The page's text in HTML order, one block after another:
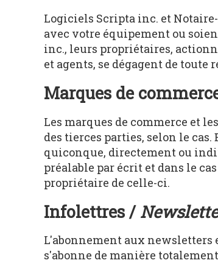
Logiciels Scripta inc. et
avec votre équipement ou
inc., leurs propriétaires,
et agents, se dégagent de
Marques de
Les marques de commerce et
des tierces parties, selon le
quiconque, directement ou
préalable par écrit et dans le
propriétaire de celle-ci.
Infolettres /
L'abonnement aux newsletters
s'abonne de manière